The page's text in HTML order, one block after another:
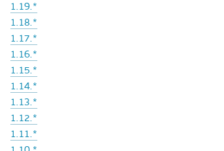
1.19.*
1.18.*
1.17.*
1.16.*
1.15.*
1.14.*
1.13.*
1.12.*
1.11.*